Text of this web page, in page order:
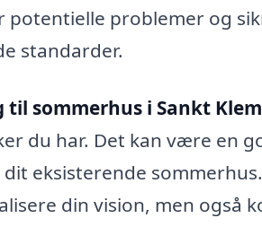
potentielle problemer og
standarder.
sommerhus i Sankt
du har. Det kan være en
eksisterende
din vision, men også